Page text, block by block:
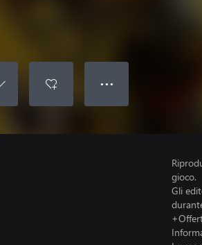
● ● ●
gioco.
Gli